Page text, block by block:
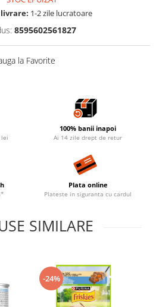
1-2 zile lucratoare
8595602561827
la Favorite
lei
100% banii inapoi
Ai 14 zile drept de retur
Plata online
Plateste in siguranta cu cardul
SIMILARE
-24%